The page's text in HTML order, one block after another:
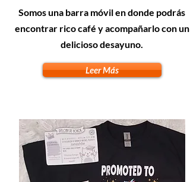
Somos una barra móvil en donde podrás
encontrar rico café y acompañarlo con un
delicioso desayuno.
Leer Más